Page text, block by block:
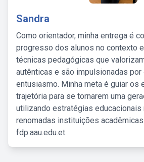
Sandra
Como orientador, minha entrega é
progresso dos alunos no contexto
técnicas pedagógicas que
autênticas e são impulsionadas por
entusiasmo. Minha meta é guiar os
trajetória para se tornarem uma
utilizando estratégias educacionais
renomadas instituições
fdp.aau.edu.et.